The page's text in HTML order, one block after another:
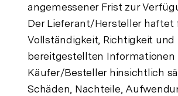
angemessener Frist zur
Der Lieferant/Hersteller haftet
Vollständigkeit, Richtigkeit
bereitgestellten Informationen
Käufer/Besteller hinsichtlich
Schäden, Nachteile,